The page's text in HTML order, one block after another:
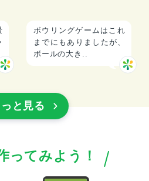
ボウリングゲームはこれ
までにもありましたが、
ボールの大き..
っと見る
ってみよう！